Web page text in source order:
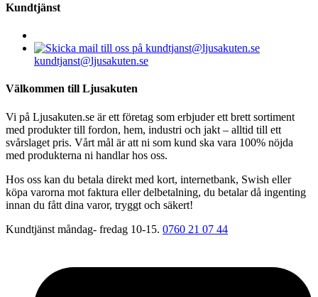
Kundtjänst
kundtjanst@ljusakuten.se
Välkommen till Ljusakuten
Vi på Ljusakuten.se är ett företag som erbjuder ett brett sortiment
med produkter till fordon, hem, industri och jakt – alltid till ett
svårslaget pris. Vårt mål är att ni som kund ska vara 100% nöjda
med produkterna ni handlar hos oss.
Hos oss kan du betala direkt med kort, internetbank, Swish eller
köpa varorna mot faktura eller delbetalning, du betalar då ingenting
innan du fått dina varor, tryggt och säkert!
Kundtjänst måndag- fredag 10-15. 0760 21 07 44